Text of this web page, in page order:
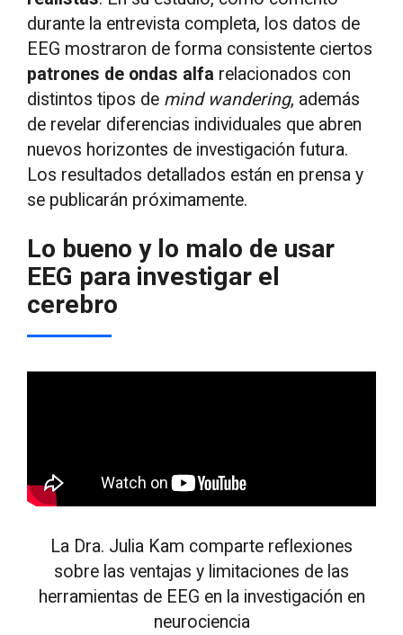
durante la entrevista completa, los datos de
EEG mostraron de forma consistente ciertos
patrones de ondas alfa relacionados con
distintos tipos de mind wandering, además
de revelar diferencias individuales que abren
nuevos horizontes de investigación futura.
Los resultados detallados están en prensa y
se publicarán próximamente.
Lo bueno y lo malo de usar
EEG para investigar el
cerebro
La Dra. Julia Kam comparte reflexiones
sobre las ventajas y limitaciones de las
herramientas de EEG en la investigación en
neurociencia